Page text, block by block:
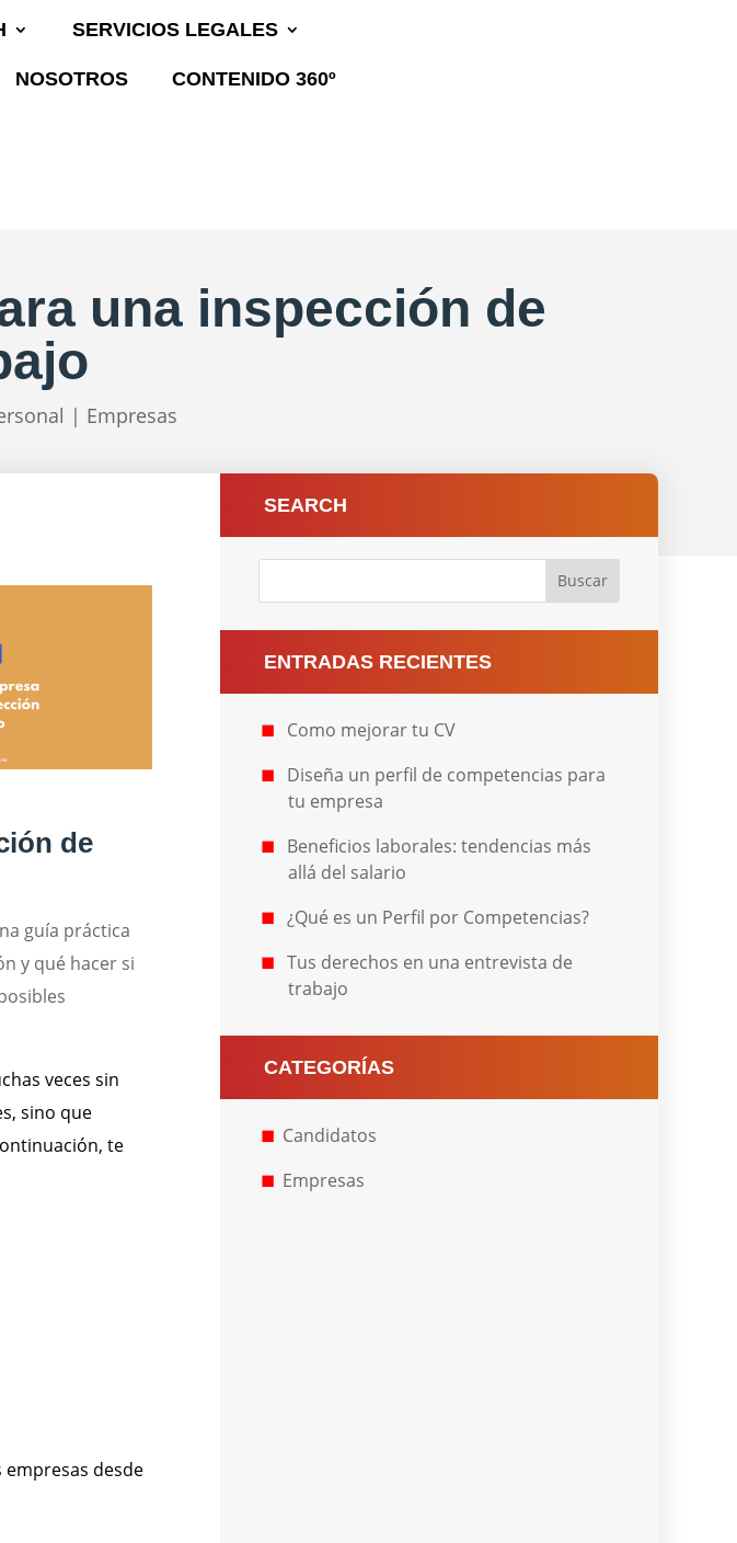
SERVICIOS LEGALES
NOSOTROS CONTENIDO 360º
una inspección de
| Empresas
de
guía práctica
y qué hacer si
veces sin
sino que
te
desde
SEARCH
ENTRADAS RECIENTES
Como mejorar tu CV
Diseña un perfil de competencias para
tu empresa
Beneficios laborales: tendencias más
allá del salario
¿Qué es un Perfil por Competencias?
Tus derechos en una entrevista de
trabajo
CATEGORÍAS
Candidatos
Empresas